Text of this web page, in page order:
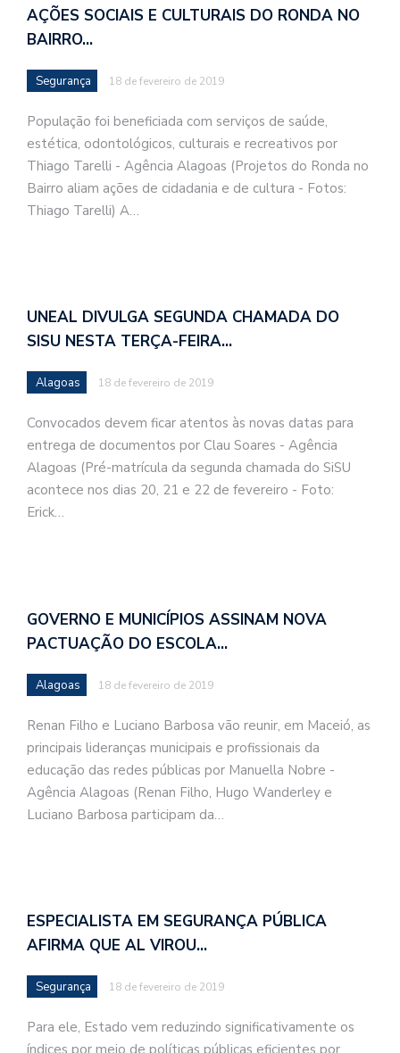
AÇÕES SOCIAIS E CULTURAIS DO RONDA NO
BAIRRO…
Segurança 18 de fevereiro de 2019
População foi beneficiada com serviços de saúde,
estética, odontológicos, culturais e recreativos por
Thiago Tarelli - Agência Alagoas (Projetos do Ronda no
Bairro aliam ações de cidadania e de cultura - Fotos:
Thiago Tarelli) A…
UNEAL DIVULGA SEGUNDA CHAMADA DO
SISU NESTA TERÇA-FEIRA…
Alagoas 18 de fevereiro de 2019
Convocados devem ficar atentos às novas datas para
entrega de documentos por Clau Soares - Agência
Alagoas (Pré-matrícula da segunda chamada do SiSU
acontece nos dias 20, 21 e 22 de fevereiro - Foto:
Erick…
GOVERNO E MUNICÍPIOS ASSINAM NOVA
PACTUAÇÃO DO ESCOLA…
Alagoas 18 de fevereiro de 2019
Renan Filho e Luciano Barbosa vão reunir, em Maceió, as
principais lideranças municipais e profissionais da
educação das redes públicas por Manuella Nobre -
Agência Alagoas (Renan Filho, Hugo Wanderley e
Luciano Barbosa participam da…
ESPECIALISTA EM SEGURANÇA PÚBLICA
AFIRMA QUE AL VIROU…
Segurança 18 de fevereiro de 2019
Para ele, Estado vem reduzindo significativamente os
índices por meio de políticas públicas eficientes por